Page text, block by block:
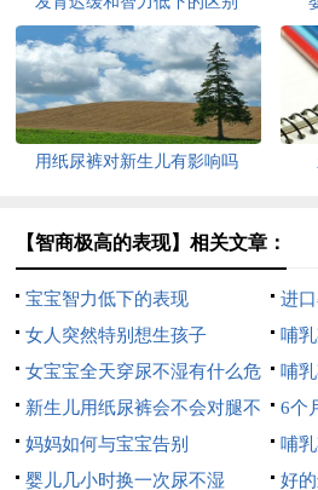
用纸尿裤对新生儿有影响吗
【智商极高的表现】相关文章：
宝宝智力低下的表现
进
女人突然特别想生孩子
哺
女宝宝全天穿尿不湿有什么危
害吗
哺
新生儿用纸尿裤会不会对腿不
好
6个
妈妈如何与宝宝告别
哺
婴儿几小时换一次尿不湿
好